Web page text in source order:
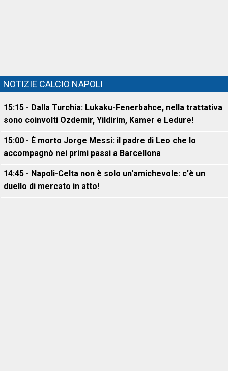
NOTIZIE CALCIO NAPOLI
15:15 - Dalla Turchia: Lukaku-Fenerbahce, nella trattativa
sono coinvolti Ozdemir, Yildirim, Kamer e Ledure!
15:00 - È morto Jorge Messi: il padre di Leo che lo
accompagnò nei primi passi a Barcellona
14:45 - Napoli-Celta non è solo un'amichevole: c'è un
duello di mercato in atto!